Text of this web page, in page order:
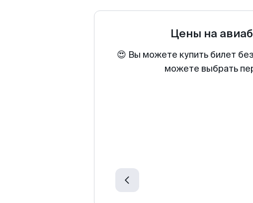
Цены на
😍 Вы можете купить билет
можете выбрать